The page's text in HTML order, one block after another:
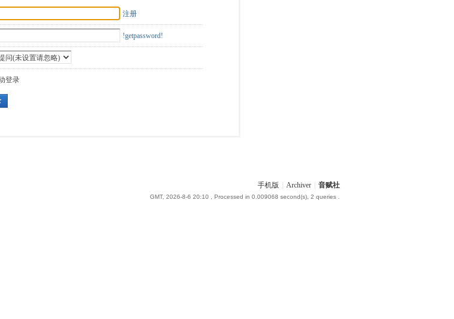
注册
!getpassword!
登录
手机版 Archiver 音赋社
GMT, 2026-8-6 20:10 , Processed in 0.009068 second(s), 2 queries .